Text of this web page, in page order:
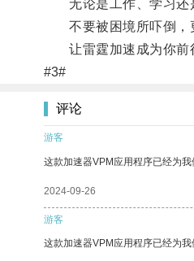
无论是工作、学习还是
不要被困境所吓倒，
让雷霆加速成为你前行
#3#
评论
游客
这款加速器VPM应用程序已经为我
2024-09-26
游客
这款加速器VPM应用程序已经为